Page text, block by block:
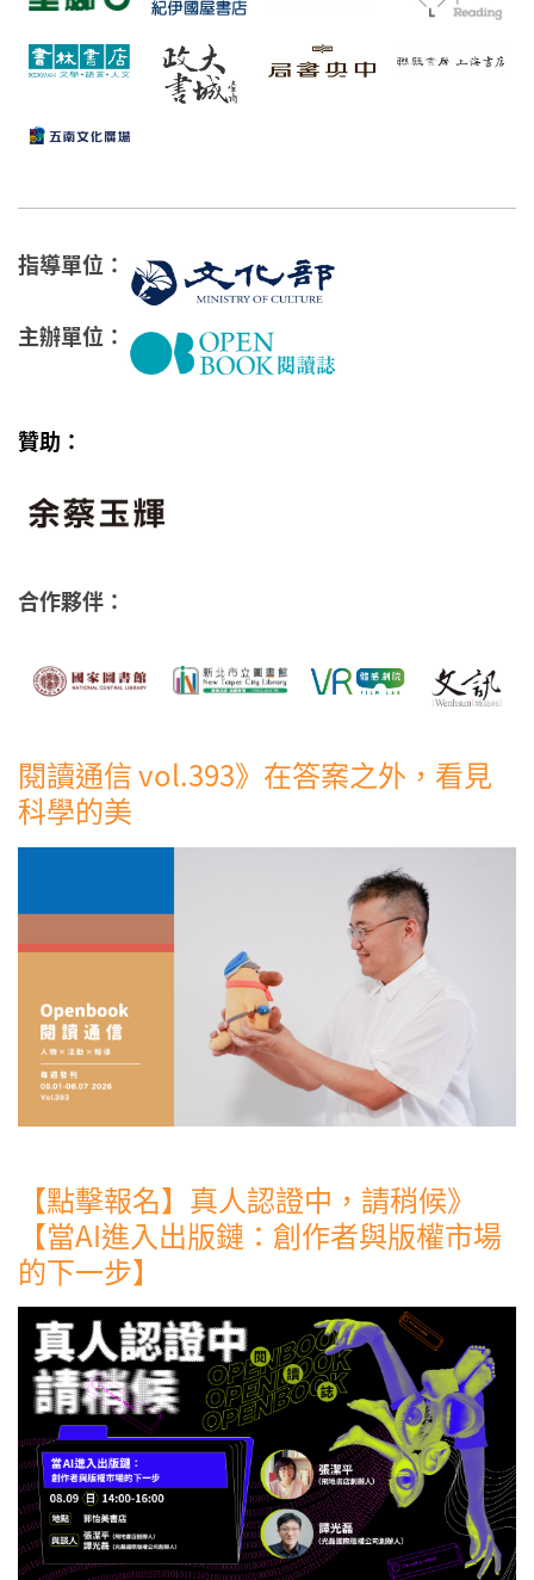
指導單位：
主辦單位：
贊助：
合作夥伴：
閱讀通信 vol.393》在答案之外，看見
科學的美
【點擊報名】真人認證中，請稍候》
【當AI進入出版鏈：創作者與版權市場
的下一步】